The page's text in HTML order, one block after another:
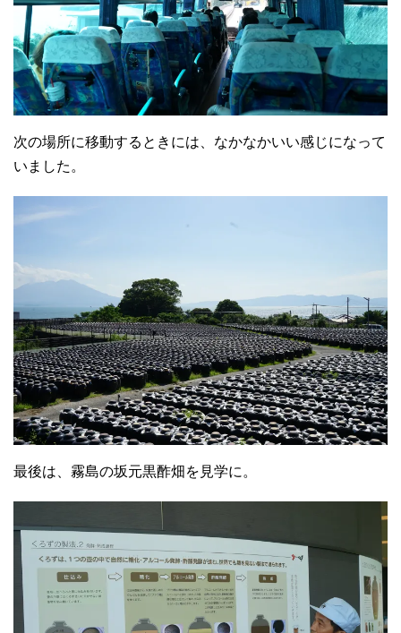
次の場所に移動するときには、なかなかいい感じになって
いました。
最後は、霧島の坂元黒酢畑を見学に。